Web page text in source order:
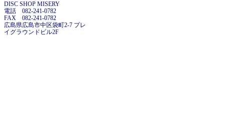
DISC SHOP MISERY
電話 082-241-0782
FAX 082-241-0782
広島県広島市中区袋町2-7 プレ
イグラウンドビル2F